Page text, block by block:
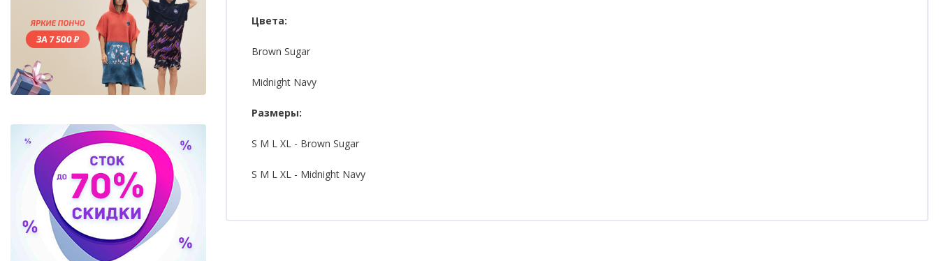
Цвета:
Brown Sugar
Midnight Navy
Размеры:
S M L XL - Brown Sugar
S M L XL - Midnight Navy